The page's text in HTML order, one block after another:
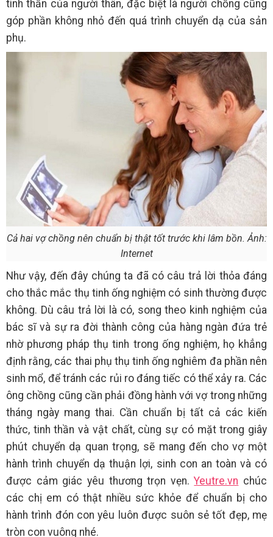
tinh thần của người thân, đặc biệt là người chồng cũng
góp phần không nhỏ đến quá trình chuyển dạ của sản
phụ.
Cả hai vợ chồng nên chuẩn bị thật tốt trước khi lâm bồn. Ảnh:
Internet
Như vậy, đến đây chúng ta đã có câu trả lời thỏa đáng
cho thắc mắc thụ tinh ống nghiệm có sinh thường được
không. Dù câu trả lời là có, song theo kinh nghiệm của
bác sĩ và sự ra đời thành công của hàng ngàn đứa trẻ
nhờ phương pháp thụ tinh trong ống nghiệm, họ khẳng
định rằng, các thai phụ thụ tinh ống nghiêm đa phần nên
sinh mổ, để tránh các rủi ro đáng tiếc có thể xảy ra. Các
ông chồng cũng cần phải đồng hành với vợ trong những
tháng ngày mang thai. Cần chuẩn bị tất cả các kiến
thức, tinh thần và vật chất, cùng sự có mặt trong giây
phút chuyển dạ quan trọng, sẽ mang đến cho vợ một
hành trình chuyển dạ thuận lợi, sinh con an toàn và có
được cảm giác yêu thương trọn vẹn.Yeutre.vn chúc
các chị em có thật nhiều sức khỏe để chuẩn bị cho
hành trình đón con yêu luôn được suôn sẻ tốt đẹp, mẹ
tròn con vuông nhé.